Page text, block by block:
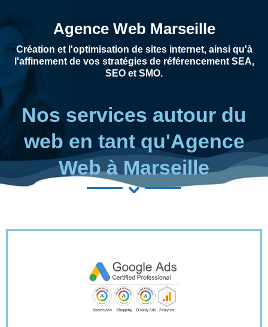
Agence Web Marseille
Création et l'optimisation de sites internet, ainsi qu'à
l'affinement de vos stratégies de référencement SEA,
SEO et SMO.
Nos services autour du
web en tant qu'Agence
Web à Marseille